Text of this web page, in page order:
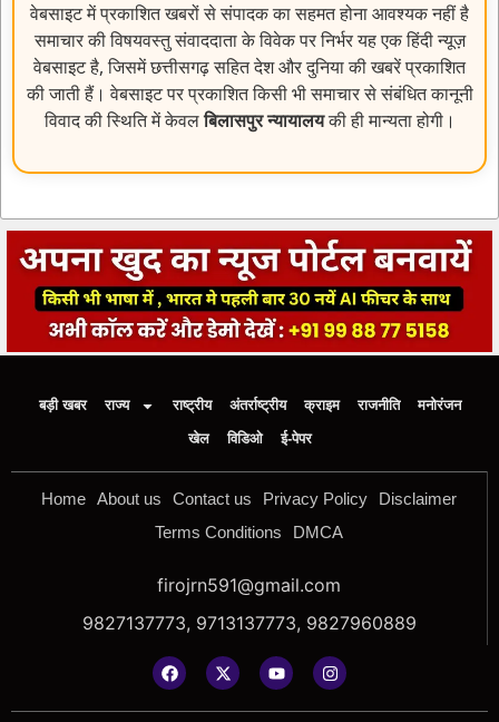
वेबसाइट में प्रकाशित खबरों से संपादक का सहमत होना आवश्यक नहीं है
समाचार की विषयवस्तु संवाददाता के विवेक पर निर्भर यह एक हिंदी न्यूज़
वेबसाइट है, जिसमें छत्तीसगढ़ सहित देश और दुनिया की खबरें प्रकाशित
की जाती हैं। वेबसाइट पर प्रकाशित किसी भी समाचार से संबंधित कानूनी
विवाद की स्थिति में केवलबिलासपुर न्यायालयकी ही मान्यता होगी।
बड़ी खबर राज्य राष्ट्रीय अंतर्राष्ट्रीय क्राइम राजनीति
मनोरंजन
खेल
विडिओ ई-पेपर
Home About us Contact us Privacy Policy
Disclaimer
Terms Conditions
DMCA
firojrn591@gmail.com
9827137773, 9713137773, 9827960889